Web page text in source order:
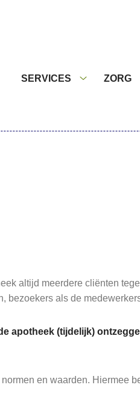
SERVICES
ZORG
altijd meerdere cliënten
als de
apotheek (tijdelijk)
en waarden. Hiermee